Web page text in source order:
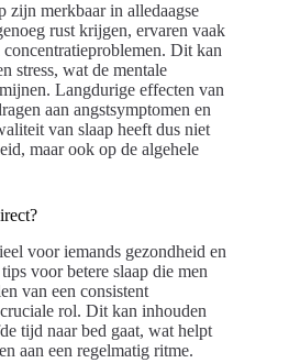
zijn merkbaar in alledaagse
rust krijgen, ervaren vaak
Dit kan
stress, wat de mentale
Langdurige effecten van
aan angstsymptomen en
van slaap heeft dus niet
maar ook op de algehele
voor iemands gezondheid en
voor betere slaap die men
van een consistent
rol. Dit kan inhouden
tijd naar bed gaat, wat helpt
aan een regelmatig ritme.